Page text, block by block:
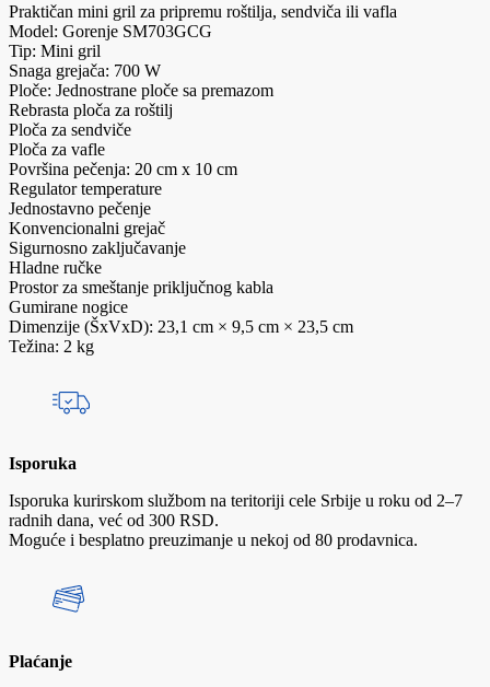
Praktičan mini gril za pripremu roštilja, sendviča ili vafla
Model: Gorenje SM703GCG
Tip: Mini gril
Snaga grejača: 700 W
Ploče: Jednostrane ploče sa premazom
Rebrasta ploča za roštilj
Ploča za sendviče
Ploča za vafle
Površina pečenja: 20 cm x 10 cm
Regulator temperature
Jednostavno pečenje
Konvencionalni grejač
Sigurnosno zaključavanje
Hladne ručke
Prostor za smeštanje priključnog kabla
Gumirane nogice
Dimenzije (ŠxVxD): 23,1 cm × 9,5 cm × 23,5 cm
Težina: 2 kg
Isporuka
Isporuka kurirskom službom na teritoriji cele Srbije u roku od 2–7
radnih dana, već od 300 RSD.
Moguće i besplatno preuzimanje u nekoj od 80 prodavnica.
Plaćanje